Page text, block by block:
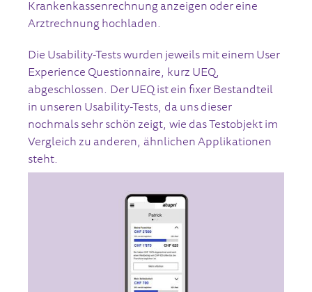
Krankenkassenrechnung anzeigen oder eine
Arztrechnung hochladen.
Die Usability-Tests wurden jeweils mit einem User
Experience Questionnaire, kurz UEQ,
abgeschlossen. Der UEQ ist ein fixer Bestandteil
in unseren Usability-Tests, da uns dieser
nochmals sehr schön zeigt, wie das Testobjekt im
Vergleich zu anderen, ähnlichen Applikationen
steht.